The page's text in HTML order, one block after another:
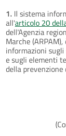
1. Il sistema
all'articolo 20
dell'Agenzia
Marche
informazioni
e sugli elementi
della prevenzione